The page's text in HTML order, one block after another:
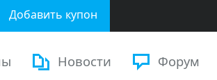
Добавить купон
Новости Форум